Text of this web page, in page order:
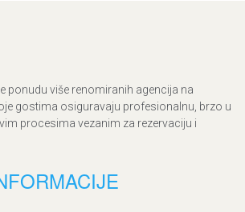
ponudu više renomiranih agencija na
gostima osiguravaju profesionalnu, brzo u
procesima vezanim za rezervaciju i